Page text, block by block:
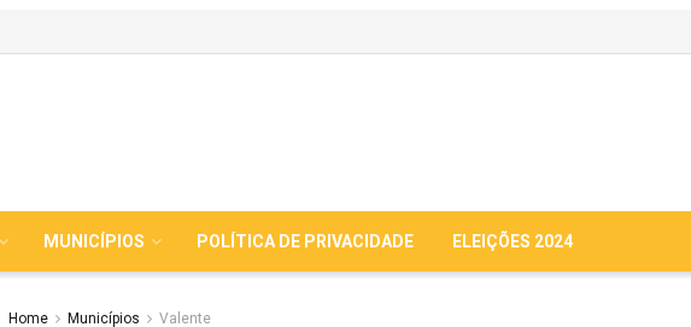
MUNICÍPIOS POLÍTICA DE PRIVACIDADE ELEIÇÕES 2024
Home Municípios Valente